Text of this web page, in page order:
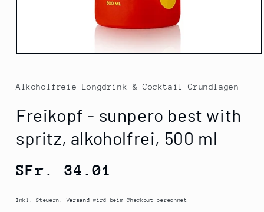
Medien
Modal
öffnen
Alkoholfreie Longdrink & Cocktail Grundlagen
Freikopf - sunpero best with
spritz, alkoholfrei, 500 ml
Normaler
SFr. 34.01
Inkl. Steuern.Versand wird beim Checkout berechnet